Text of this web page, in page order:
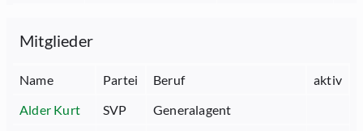
Mitglieder
Name Partei Beruf
aktiv
Alder Kurt
SVP
Generalagent